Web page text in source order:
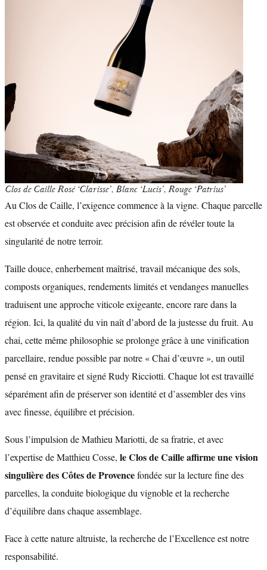
Clos de Caille Rosé ‘Clarisse’, Blanc ‘Lucis’, Rouge ‘Patrius’
Au Clos de Caille, l’exigence commence à la vigne. Chaque parcelle
est observée et conduite avec précision afin de révéler toute la
singularité de notre terroir.
Taille douce, enherbement maîtrisé, travail mécanique des sols,
composts organiques, rendements limités et vendanges manuelles
traduisent une approche viticole exigeante, encore rare dans la
région. Ici, la qualité du vin naît d’abord de la justesse du fruit. Au
chai, cette même philosophie se prolonge grâce à une vinification
parcellaire, rendue possible par notre « Chai d’œuvre », un outil
pensé en gravitaire et signé Rudy Ricciotti. Chaque lot est travaillé
séparément afin de préserver son identité et d’assembler des vins
avec finesse, équilibre et précision.
Sous l’impulsion de Mathieu Mariotti, de sa fratrie, et avec
l’expertise de Matthieu Cosse, le Clos de Caille affirme une vision
singulière des Côtes de Provencefondée sur la lecture fine des
parcelles, la conduite biologique du vignoble et la recherche
d’équilibre dans chaque assemblage.
Face à cette nature altruiste, la recherche de l’Excellence est notre
responsabilité.